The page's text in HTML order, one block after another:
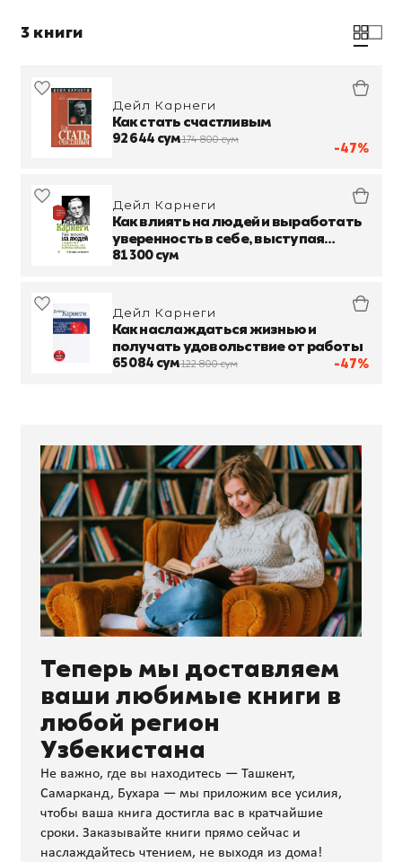
3 книги
-47%
Дейл Карнеги
Как стать счастливым
92 644 сум174 800 сум
Дейл Карнеги
Как влиять на людей и выработать
уверенность в себе, выступая
публично
81 300 сум
-47%
Дейл Карнеги
Как наслаждаться жизнью и
получать удовольствие от работы
65 084 сум122 800 сум
Теперь мы доставляем
ваши любимые книги в
любой регион
Узбекистана
Не важно, где вы находитесь — Ташкент,
Самарканд, Бухара — мы приложим все усилия,
чтобы ваша книга достигла вас в кратчайшие
сроки. Заказывайте книги прямо сейчас и
наслаждайтесь чтением, не выходя из дома!